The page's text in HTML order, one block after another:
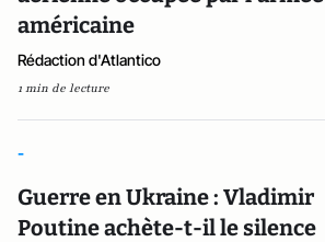
américaine
Rédaction d'Atlantico
1 min de lecture
-
Guerre en Ukraine : Vladimir
Poutine achète-t-il le silence